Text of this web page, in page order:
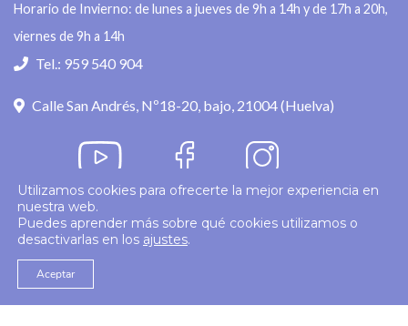
Horario de Invierno: de lunes a jueves de 9h a 14h y de 17h a 20h,
viernes de 9h a 14h
Tel.: 959 540 904
Calle San Andrés, Nº18-20, bajo, 21004 (Huelva)
© 2026 Colegio Enfermería Huelva
Utilizamos cookies para ofrecerte la mejor experiencia en
nuestra web.
Puedes aprender más sobre qué cookies utilizamos o
desactivarlas en los ajustes.
Aceptar